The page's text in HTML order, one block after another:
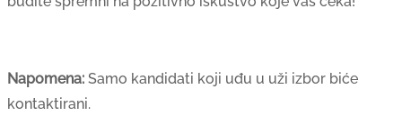
Napomena: Samo kandidati koji uđu u uži izbor biće
kontaktirani.